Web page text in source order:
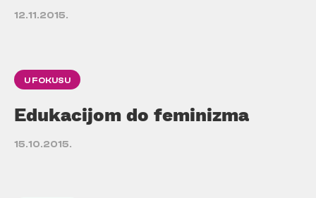
12.11.2015.
U FOKUSU
Edukacijom do feminizma
15.10.2015.